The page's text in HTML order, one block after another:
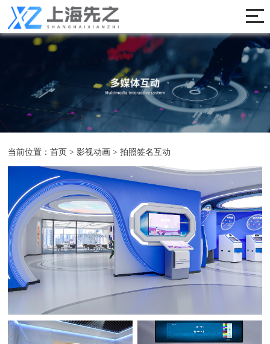
当前位置：首页 >影视动画 >拍照签名互动